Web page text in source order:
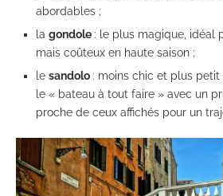
abordables ;
la gondole : le plus magique, idéal
mais coûteux en haute saison ;
le sandolo : moins chic et plus petit
le « bateau à tout faire » avec un
proche de ceux affichés pour un